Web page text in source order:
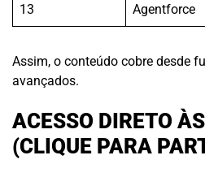
13 Agentforce
Assim, o conteúdo cobre desde
avançados.
ACESSO DIRETO
(CLIQUE PARA